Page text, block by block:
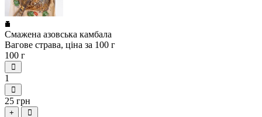
Смажена азовська камбала
Вагове страва, ціна за 100 г
100 г
1
25 грн
+